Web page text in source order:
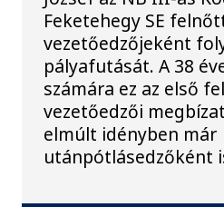
Feketehegy SE
vezetőedzőjeként
pályafutását. A 38
számára ez az első
vezetőedzői
elmúlt idényben már
utánpótlásedzőként